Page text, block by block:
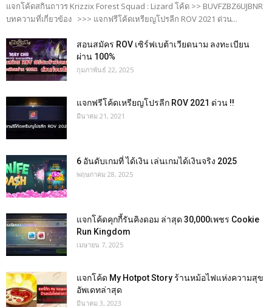
แจกโค้ดสกินถาวร Krizzix Forest Squad : Lizard โค้ด >> BUVFZBZ6UJBNR
บทความที่เกี่ยวข้อง >>> แจกฟรีโค้ดเหรียญโปรลีก ROV 2021 ด่วน...
สอนสมัคร ROV เซิร์ฟเบต้าเวียดนาม ลงทะเบียน
ผ่าน 100%
กุมภาพันธ์ 22, 2025
แจกฟรีโค้ดเหรียญโปรลีก ROV 2021 ด่วน !!
มีนาคม 21, 2021
6 อันดับเกมที่ ได้เงิน เล่นเกมได้เงินจริง 2025
พฤษภาคม 28, 2025
แจกโค้ดคุกกี้รันคิงดอม ล่าสุด 30,000เพชร Cookie
Run Kingdom
เมษายน 7, 2025
แจกโค้ด My Hotpot Story ร้านหม้อไฟแห่งความสุข
อัพเดทล่าสุด
มีนาคม 3, 2023